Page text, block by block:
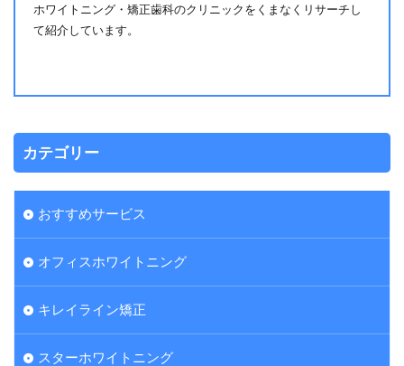
ホワイトニング・矯正歯科のクリニックをくまなくリサーチし
て紹介しています。
カテゴリー
おすすめサービス
オフィスホワイトニング
キレイライン矯正
スターホワイトニング